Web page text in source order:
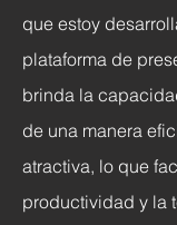
que estoy
plataforma de
brinda la
de una manera
atractiva, lo que
productividad y la